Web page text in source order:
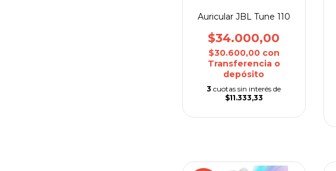
Auricular JBL Tune 110
$34.000,00
$30.600,00 con
Transferencia o
depósito
3 cuotas sin interés de
$11.333,33